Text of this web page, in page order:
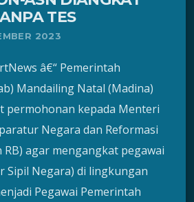
TES
2023
â€“ Pemerintah
Mandailing Natal (Madina)
permohonan kepada Menteri
Negara dan Reformasi
agar mengangkat pegawai
Sipil Negara) di lingkungan
Pegawai Pemerintah